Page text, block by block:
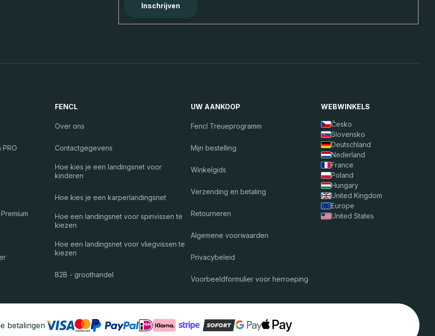
Inschrijven
PRO
FENCL
Over ons
Contactgegevens
Hoe kies je een landingsnet voor
kinderen
Hoe kies je een karperlandingsnet
Hoe een landingsnet voor spinvissen te
kiezen
Hoe een landingsnet voor vliegvissen te
kiezen
B2B - groothandel
UW AANKOOP
Fencl Treueprogramm
Mijn bestelling
Winkelgids
Verzending en betaling
Retourneren
Algemene voorwaarden
Privacybeleid
Voorbeeldformulier voor herroeping
WEBWINKELS
Česko
Slovensko
Deutschland
Nederland
France
Poland
Hungary
United Kingdom
Europe
United States
betalingen